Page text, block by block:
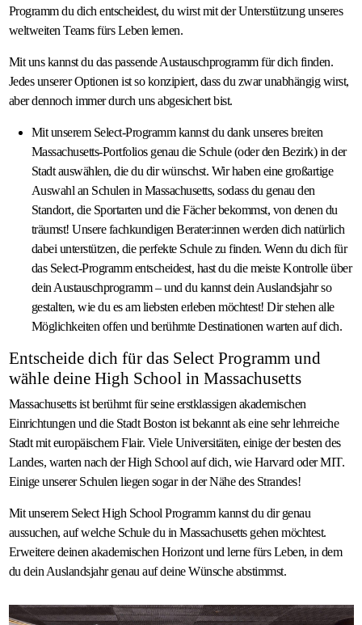
Programm du dich entscheidest, du wirst mit der Unterstützung unseres
weltweiten Teams fürs Leben lernen.
Mit uns kannst du das passende Austauschprogramm für dich finden.
Jedes unserer Optionen ist so konzipiert, dass du zwar unabhängig wirst,
aber dennoch immer durch uns abgesichert bist.
Mit unserem Select-Programm kannst du dank unseres breiten
Massachusetts-Portfolios genau die Schule (oder den Bezirk) in der
Stadt auswählen, die du dir wünschst. Wir haben eine großartige
Auswahl an Schulen in Massachusetts, sodass du genau den
Standort, die Sportarten und die Fächer bekommst, von denen du
träumst! Unsere fachkundigen Berater:innen werden dich natürlich
dabei unterstützen, die perfekte Schule zu finden. Wenn du dich für
das Select-Programm entscheidest, hast du die meiste Kontrolle über
dein Austauschprogramm – und du kannst dein Auslandsjahr so
gestalten, wie du es am liebsten erleben möchtest! Dir stehen alle
Möglichkeiten offen und berühmte Destinationen warten auf dich.
Entscheide dich für das Select Programm und
wähle deine High School in Massachusetts
Massachusetts ist berühmt für seine erstklassigen akademischen
Einrichtungen und die Stadt Boston ist bekannt als eine sehr lehrreiche
Stadt mit europäischem Flair. Viele Universitäten, einige der besten des
Landes, warten nach der High School auf dich, wie Harvard oder MIT.
Einige unserer Schulen liegen sogar in der Nähe des Strandes!
Mit unserem Select High School Programm kannst du dir genau
aussuchen, auf welche Schule du in Massachusetts gehen möchtest.
Erweitere deinen akademischen Horizont und lerne fürs Leben, in dem
du dein Auslandsjahr genau auf deine Wünsche abstimmst.